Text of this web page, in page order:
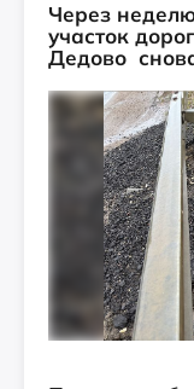
Через
участок
Дедово